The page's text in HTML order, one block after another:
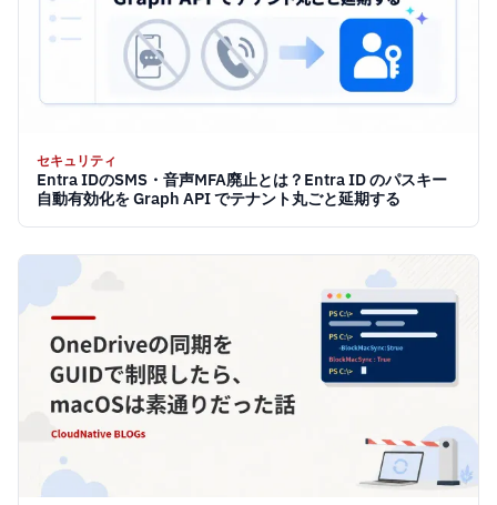
セキュリティ
Entra IDのSMS・音声MFA廃止とは？Entra ID のパスキー
自動有効化を Graph API でテナント丸ごと延期する